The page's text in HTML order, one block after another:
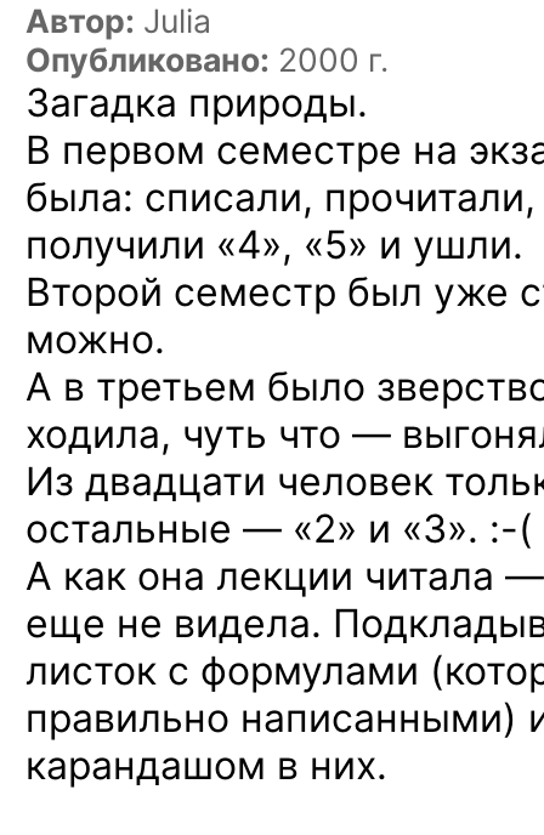
Автор: Julia
Опубликовано: 2000 г.
Загадка природы.
В первом семестре на
была: списали, прочитали,
получили «4», «5» и ушли.
Второй семестр был уже
можно.
А в третьем было
ходила, чуть что —
Из двадцати человек
остальные — «2» и «3». :-(
А как она лекции читала —
еще не видела.
листок с формулами
правильно написанными)
карандашом в них.